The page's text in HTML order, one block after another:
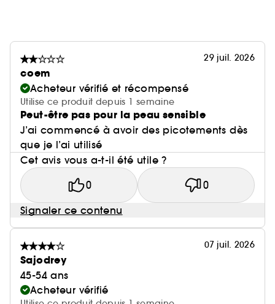
29 juil. 2026
coem
Acheteur vérifié et récompensé
Utilise ce produit depuis 1 semaine
Peut-être pas pour la peau sensible
J’ai commencé à avoir des picotements dès
que je l’ai utilisé
Cet avis vous a-t-il été utile ?
0 0
Signaler ce contenu
07 juil. 2026
Sajodrey
45-54 ans
Acheteur vérifié